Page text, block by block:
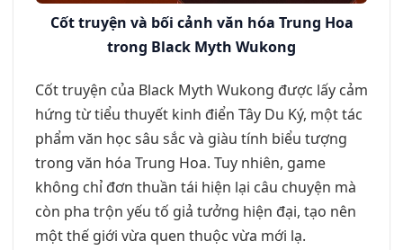
Cốt truyện và bối cảnh văn hóa Trung Hoa
trong Black Myth Wukong
Cốt truyện của Black Myth Wukong được lấy cảm
hứng từ tiểu thuyết kinh điển Tây Du Ký, một tác
phẩm văn học sâu sắc và giàu tính biểu tượng
trong văn hóa Trung Hoa. Tuy nhiên, game
không chỉ đơn thuần tái hiện lại câu chuyện mà
còn pha trộn yếu tố giả tưởng hiện đại, tạo nên
một thế giới vừa quen thuộc vừa mới lạ.